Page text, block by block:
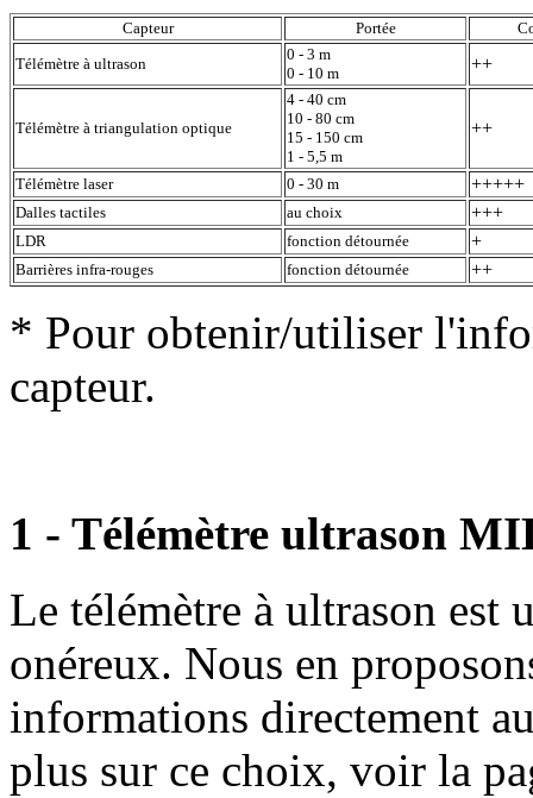
Capteur Portée
Télémètre à ultrason
0 - 3 m
0 - 10 m
++
Télémètre à triangulation optique
4 - 40 cm
10 - 80 cm
15 - 150 cm
1 - 5,5 m
++
Télémètre laser 0 - 30 m +++++
Dalles tactiles au choix +++
LDR fonction détournée +
Barrières infra-rouges fonction détournée ++
* Pour obtenir/utiliser
capteur.
1 - Télémètre ultrason
Le télémètre à ultrason est
onéreux. Nous en
informations directement
plus sur ce choix, voir la